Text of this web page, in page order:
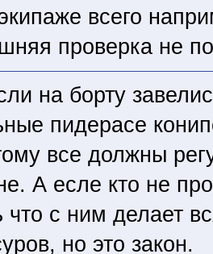
всего
проверка не
на борту
пидерасе
все должны
А есле кто не
что с ним делает
но это закон.